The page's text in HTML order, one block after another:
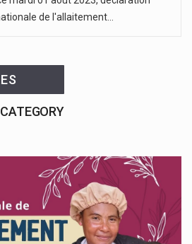
de l'allaitement…